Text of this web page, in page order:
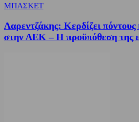
ΜΠΑΣΚΕΤ
Λαρεντζάκης: Κερδίζει
στην ΑΕΚ – Η προϋπόθεση της